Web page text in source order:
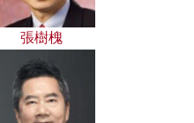
張樹槐